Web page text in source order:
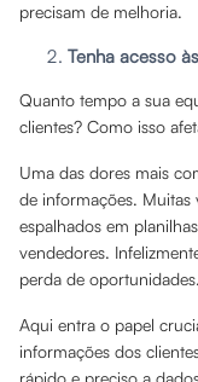
precisam de melhoria.
Tenha acesso
Quanto tempo a sua
clientes? Como isso
Uma das dores mais
de informações. Muitas
espalhados em
vendedores.
perda de oportunidades.
Aqui entra o papel
informações dos
rápido e preciso a